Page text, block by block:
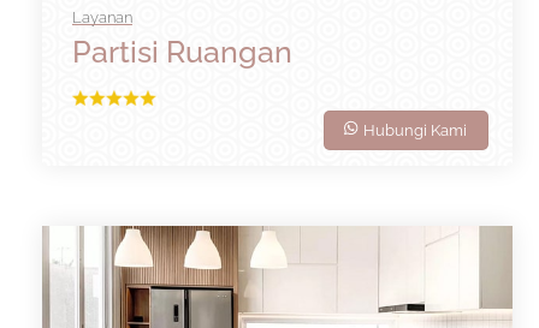
Layanan
Partisi Ruangan
Hubungi Kami